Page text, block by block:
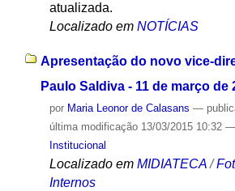
atualizada.
Localizado em NOTÍCIAS
Apresentação do novo vice-
Paulo Saldiva - 11 de março de
por Maria Leonor de Calasans —
última modificação13/03/2015 10:32 —
Institucional
Localizado em MIDIATECA /
Internos